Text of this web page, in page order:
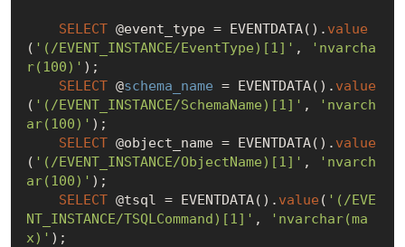
SELECT @event_type = EVENTDATA(). value
( '(/EVENT_INSTANCE/EventType)[1]' ,
'nvarcha
r(100)' );
SELECT @schema_name = EVENTDATA(). value
( '(/EVENT_INSTANCE/SchemaName)[1]' ,
'nvarch
ar(100)' );
SELECT @object_name = EVENTDATA(). value
( '(/EVENT_INSTANCE/ObjectName)[1]' ,
'nvarch
ar(100)' );
SELECT @tsql = EVENTDATA(). value ( '(/EVE
NT_INSTANCE/TSQLCommand)[1]' ,
'nvarchar(ma
x)' );